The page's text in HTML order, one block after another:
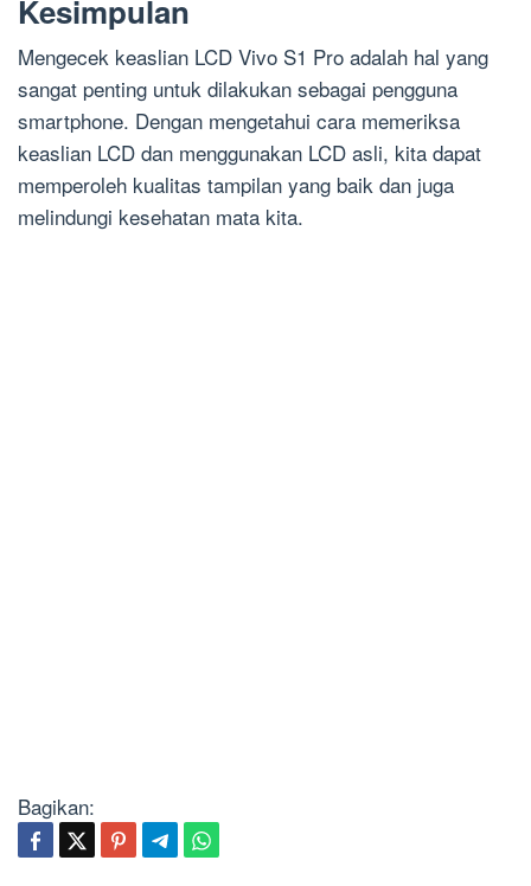
Kesimpulan
Mengecek keaslian LCD Vivo S1 Pro adalah hal yang
sangat penting untuk dilakukan sebagai pengguna
smartphone. Dengan mengetahui cara memeriksa
keaslian LCD dan menggunakan LCD asli, kita dapat
memperoleh kualitas tampilan yang baik dan juga
melindungi kesehatan mata kita.
Bagikan: